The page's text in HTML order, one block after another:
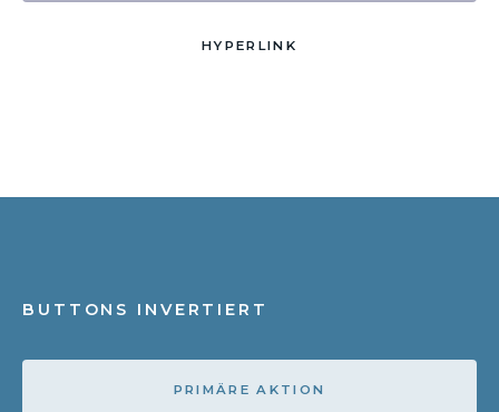
HYPERLINK
BUTTONS INVERTIERT
PRIMÄRE AKTION